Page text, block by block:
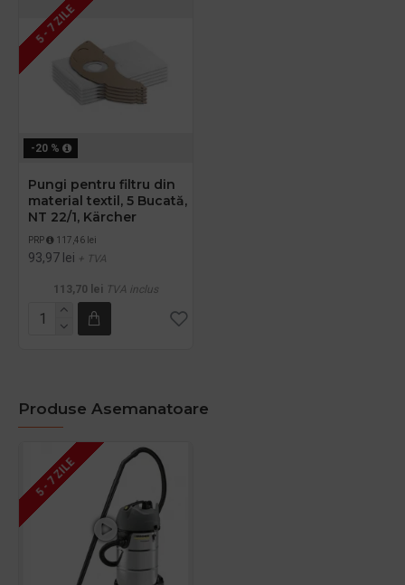
-20 %
5 - 7 ZILE
Pungi pentru filtru din
material textil, 5 Bucată,
NT 22/1, Kärcher
PRP 117,46 lei
93,97 lei + TVA
113,70 lei TVA inclus
Produse Asemanatoare
5 - 7 ZILE